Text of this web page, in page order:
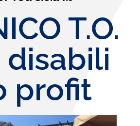
T.O.
disabili
profit